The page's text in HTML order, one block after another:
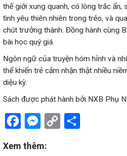
thế giới xung quanh, có lòng trắc ẩn,
tình yêu thiên nhiên trong trẻo, và
chút trưởng thành. Đồng hành cùng
bài học quý giá.
Ngôn ngữ của truyện hóm hỉnh và
thể khiến trẻ cảm nhận thật nhiều
diệu kỳ.
Sách được phát hành bởi NXB Phụ
Facebook
Messenger
Copy
Xem thêm: